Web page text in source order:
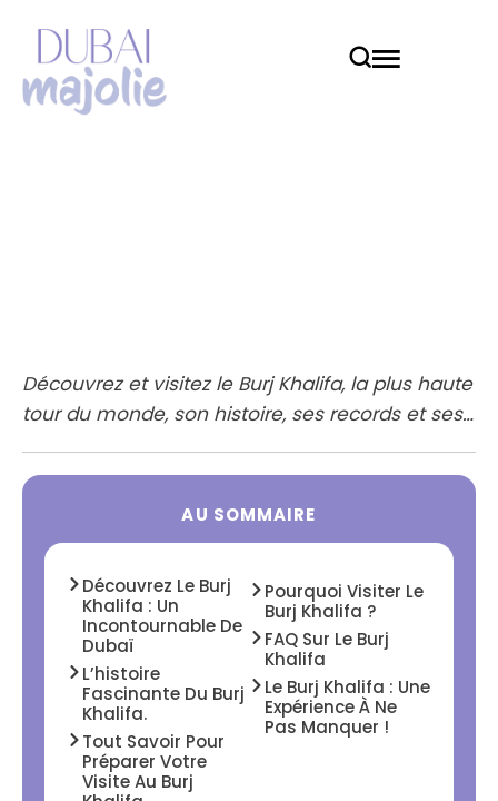
Découvrez et visitez le Burj Khalifa, la plus haute
tour du monde, son histoire, ses records et ses
AU SOMMAIRE
Découvrez Le Burj
Khalifa : Un
Incontournable De
Dubaï
L’histoire
Fascinante Du Burj
Khalifa.
Tout Savoir Pour
Préparer Votre
Visite Au Burj
Pourquoi Visiter Le
Burj Khalifa ?
FAQ Sur Le Burj
Khalifa
Le Burj Khalifa : Une
Expérience À Ne
Pas Manquer !